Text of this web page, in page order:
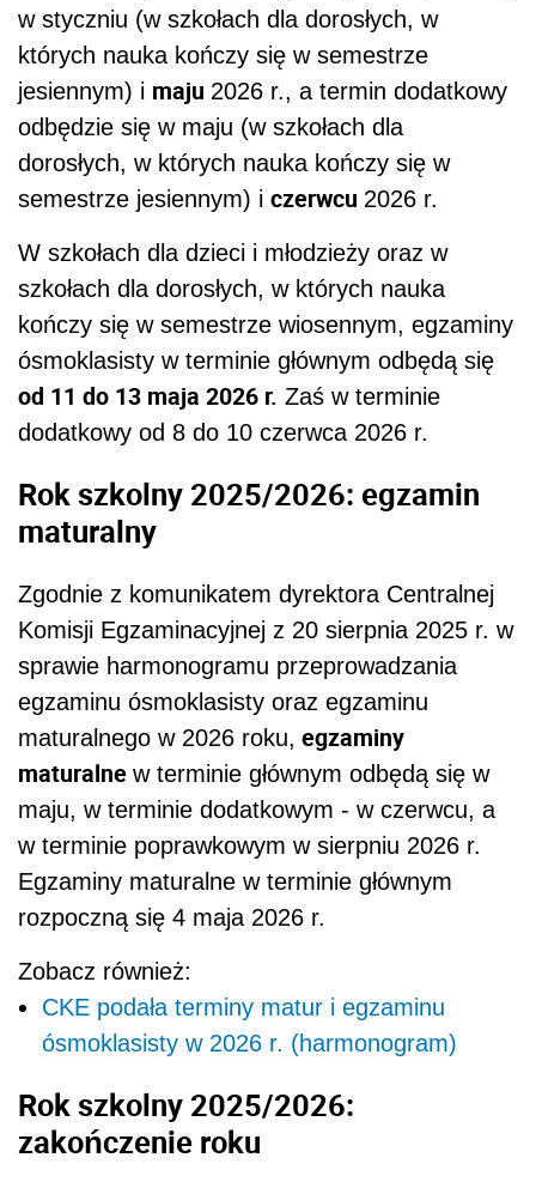
w styczniu (w szkołach dla dorosłych, w
których nauka kończy się w semestrze
jesiennym) i maju 2026 r., a termin dodatkowy
odbędzie się w maju (w szkołach dla
dorosłych, w których nauka kończy się w
semestrze jesiennym) i czerwcu 2026 r.
W szkołach dla dzieci i młodzieży oraz w
szkołach dla dorosłych, w których nauka
kończy się w semestrze wiosennym, egzaminy
ósmoklasisty w terminie głównym odbędą się
od 11 do 13 maja 2026 r. Zaś w terminie
dodatkowy od 8 do 10 czerwca 2026 r.
Rok szkolny 2025/2026: egzamin
maturalny
Zgodnie z komunikatem dyrektora Centralnej
Komisji Egzaminacyjnej z 20 sierpnia 2025 r. w
sprawie harmonogramu przeprowadzania
egzaminu ósmoklasisty oraz egzaminu
maturalnego w 2026 roku, egzaminy
maturalne w terminie głównym odbędą się w
maju, w terminie dodatkowym - w czerwcu, a
w terminie poprawkowym w sierpniu 2026 r.
Egzaminy maturalne w terminie głównym
rozpoczną się 4 maja 2026 r.
Zobacz również:
CKE podała terminy matur i egzaminu
ósmoklasisty w 2026 r. (harmonogram)
Rok szkolny 2025/2026:
zakończenie roku